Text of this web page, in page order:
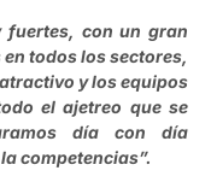
fuertes, con un gran
todos los sectores,
y los equipos
el ajetreo que se
día con día
competencias”.